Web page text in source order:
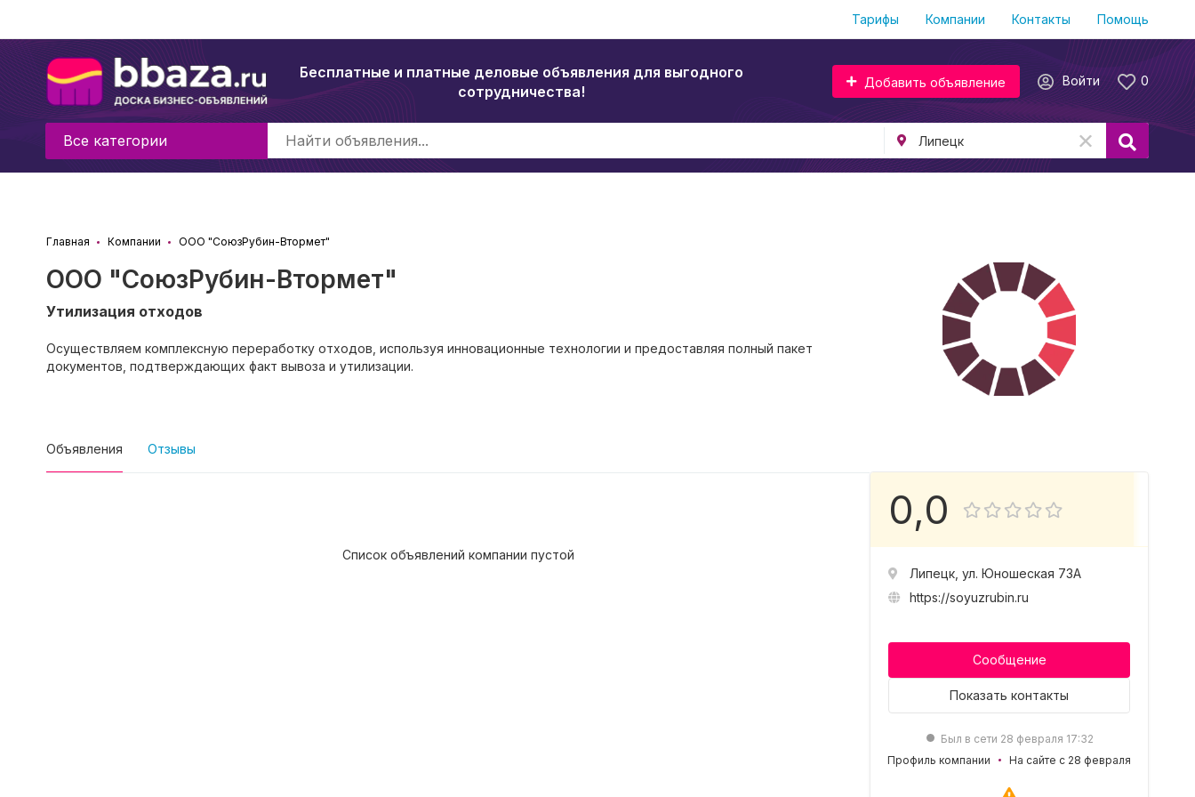
Тарифы Компании Контакты Помощь
Бесплатные и платные деловые объявления для выгодного
сотрудничества!
0
Войти
Добавить объявление
Все категории
Главная Компании ООО "СоюзРубин-Втормет"
ООО "СоюзРубин-Втормет"
Утилизация отходов
Осуществляем комплексную переработку отходов, используя инновационные технологии и предоставляя полный пакет
документов, подтверждающих факт вывоза и утилизации.
Объявления Отзывы
Список объявлений компании пустой
0,0
Липецк, ул. Юношеская 73А
https://soyuzrubin.ru
Сообщение
Показать контакты
Был в сети 28 февраля 17:32
Профиль компании
На сайте с 28 февраля